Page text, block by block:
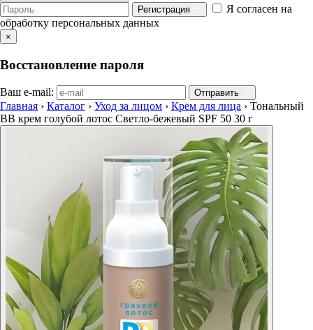
Регистрация
Я согласен на
обработку персональных данных
×
Восстановление пароля
Ваш e-mail: Отправить
Главная › Каталог › Уход за лицом › Крем для лица › Тональный
ВВ крем голубой лотос Светло-бежевый SPF 50 30 г